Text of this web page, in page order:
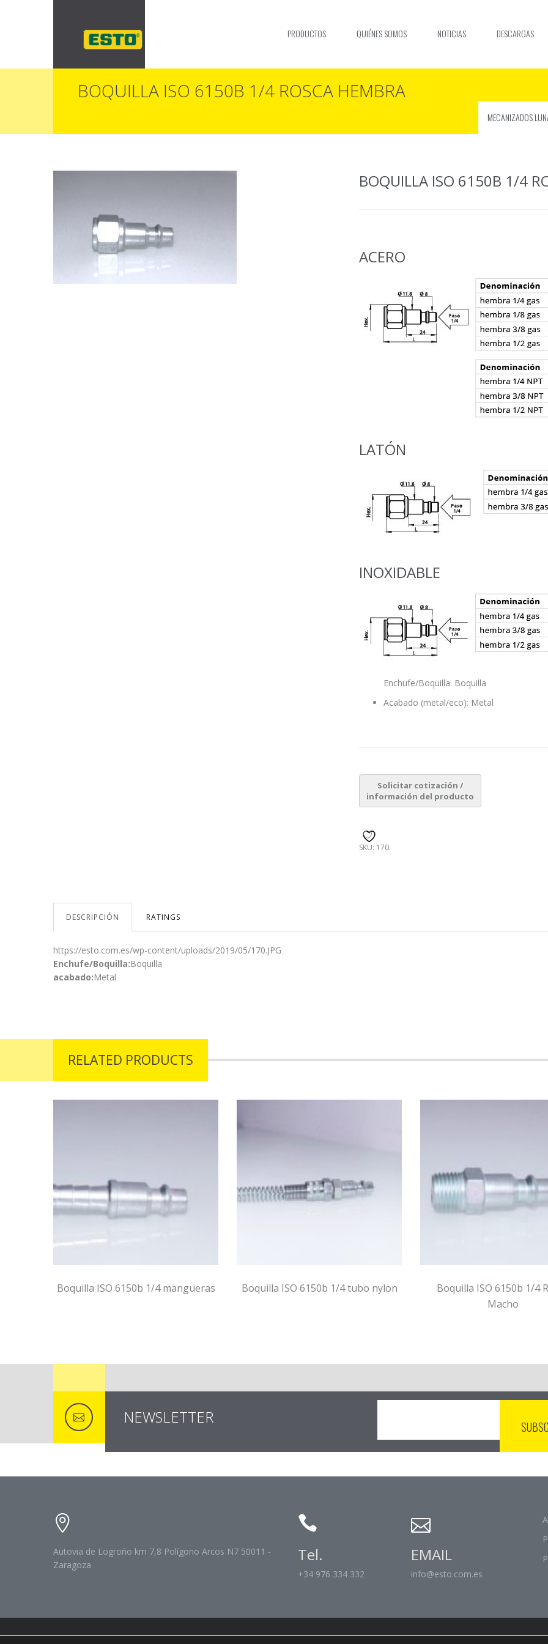
PRODUCTOS QUIÉNES SOMOS NOTICIAS DESCARGAS
BOQUILLA ISO 6150B 1/4 ROSCA HEMBRA
MECANIZADOS
BOQUILLA ISO 6150B 1/4
ACERO
LATÓN
INOXIDABLE
Enchufe/Boquilla: Boquilla
Acabado (metal/eco): Metal
SKU: 170.
DESCRIPCIÓN RATINGS
https://esto.com.es/wp-content/uploads/2019/05/170.JPG
Enchufe/Boquilla:Boquilla
acabado:Metal
RELATED PRODUCTS
Boquilla ISO 6150b 1/4 mangueras Boquilla ISO 6150b 1/4 tubo nylon
Boquilla ISO 6150b 1/4 Rosca
NEWSLETTER
Autovia de Logroño km 7,8 Polígono Arcos N7 50011 -
Zaragoza
Tel.
+34 976 334 332
EMAIL
info@esto.com.es